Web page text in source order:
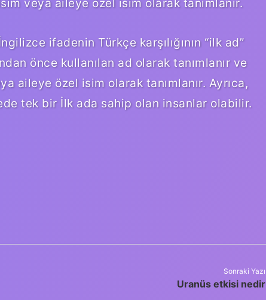
ifadenin Türkçe karşılığının “ilk ad”
önce kullanılan ad olarak tanımlanır ve
aileye özel isim olarak tanımlanır. Ayrıca,
tek bir İlk ada sahip olan insanlar olabilir.
Sonraki Yazı
Uranüs etkisi nedir